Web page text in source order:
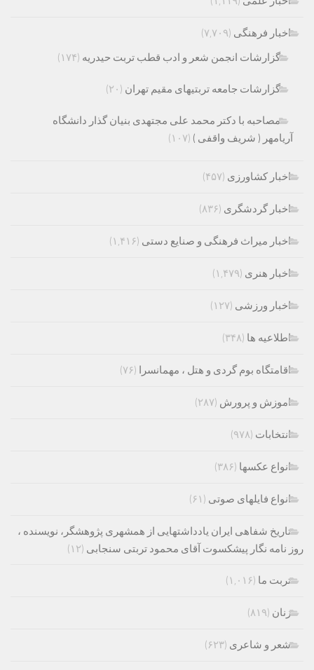
اخبار فرهنگی (۷,۷۰۹)
گزارشات انجمن شعر و ادب قطب تربت حیدریه (۱۷۴)
گزارشات جامعه تربتیهای مقیم تهران (۲۰)
مصاحبه با دکتر محمد علی مجتهدی بنیان گذار دانشگاه
آریامهر ( شریف واقفی ) (۱۰۷)
اخبار کشاورزی (۴۵۷)
اخبار گردشگری (۸۳۶)
اخبار میراث فرهنگی و صنایع دستی (۱,۴۱۶)
اخبار هنری (۱,۴۷۹)
اخبار ورزشی (۱۲۷)
اطلاعیه ها (۳۴۸)
اقامتگاه بوم گردی و هتل ، مهمانسرا (۷۶)
اموزش و پرورش (۲۸۷)
انتخابات (۹۷۸)
انواع عکسها (۳۸۶)
انواع فایلهای صوتی (۶۱)
تاریخ شفاهی ایران یادداشتهایی از همشهری پژوهشگر، نویسنده ،
روز نامه نگار پیشکسوت آقای محمود تربتی سنجابی (۱۲)
تربت ما (۱,۰۱۶)
زنان (۸۱۹)
شعر و شاعری (۶۲۳)